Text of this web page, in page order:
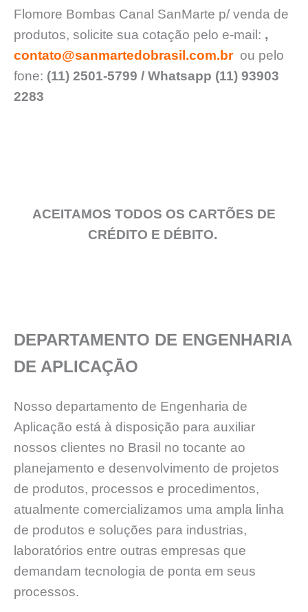
Flomore Bombas Canal SanMarte p/ venda de
produtos, solicite sua cotação pelo e-mail: ,
contato@sanmartedobrasil.com.brou pelo
fone: (11) 2501-5799 / Whatsapp (11) 93903
2283
ACEITAMOS TODOS OS CARTÕES DE
CRÉDITO E DÉBITO.
DEPARTAMENTO DE ENGENHARIA
DE APLICAÇĀO
Nosso departamento de Engenharia de
Aplicação está à disposição para auxiliar
nossos clientes no Brasil no tocante ao
planejamento e desenvolvimento de projetos
de produtos, processos e procedimentos,
atualmente comercializamos uma ampla linha
de produtos e soluções para industrias,
laboratórios entre outras empresas que
demandam tecnologia de ponta em seus
processos.